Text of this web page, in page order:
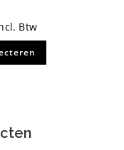
Btw
Dit
heeft